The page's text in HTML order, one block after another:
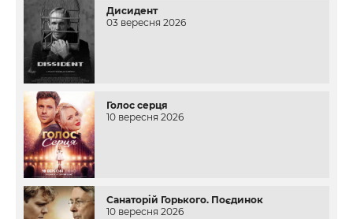
Дисидент
03 вересня 2026
Голос серця
10 вересня 2026
Санаторій Горького. Поєдинок
10 вересня 2026